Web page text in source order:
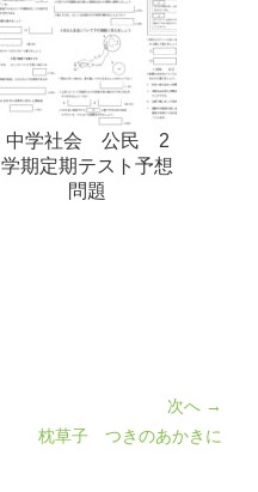
中学社会 公民 2
学期定期テスト予想
問題
次へ →
枕草子 つきのあかきに